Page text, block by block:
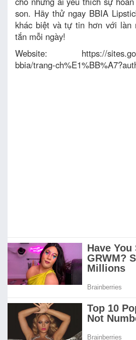
son. Hãy thử ngay BBIA
khác biệt và tự tin hơn với làn
tắn mỗi ngày!
Website: https://
bbia/trang-